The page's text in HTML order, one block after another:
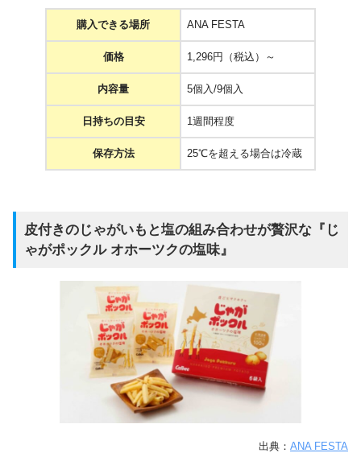
購入できる場所 ANA FESTA
価格 1,296円（税込）～
内容量 5個入/9個入
日持ちの目安 1週間程度
保存方法 25℃を超える場合は冷蔵
皮付きのじゃがいもと塩の組み合わせが贅沢な『じ
ゃがポックル オホーツクの塩味』
出典： ANA FESTA